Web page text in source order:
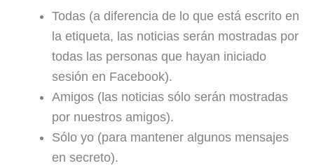
Todas (a diferencia de lo que está escrito en
la etiqueta, las noticias serán mostradas por
todas las personas que hayan iniciado
sesión en Facebook).
Amigos (las noticias sólo serán mostradas
por nuestros amigos).
Sólo yo (para mantener algunos mensajes
en secreto).